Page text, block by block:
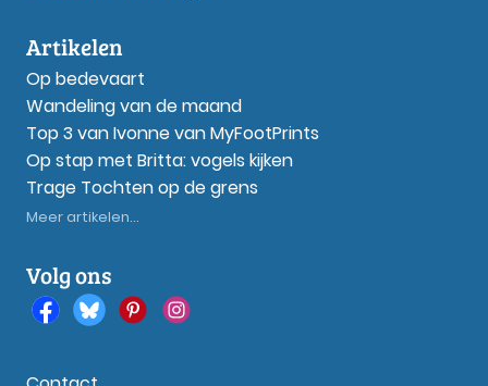
Artikelen
Op bedevaart
Wandeling van de maand
Top 3 van Ivonne van MyFootPrints
Op stap met Britta: vogels kijken
Trage Tochten op de grens
Meer artikelen...
Volg ons